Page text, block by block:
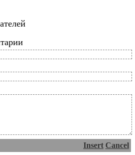
Insert Cancel